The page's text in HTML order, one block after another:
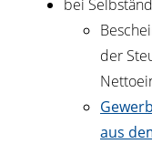
bei
der
aus